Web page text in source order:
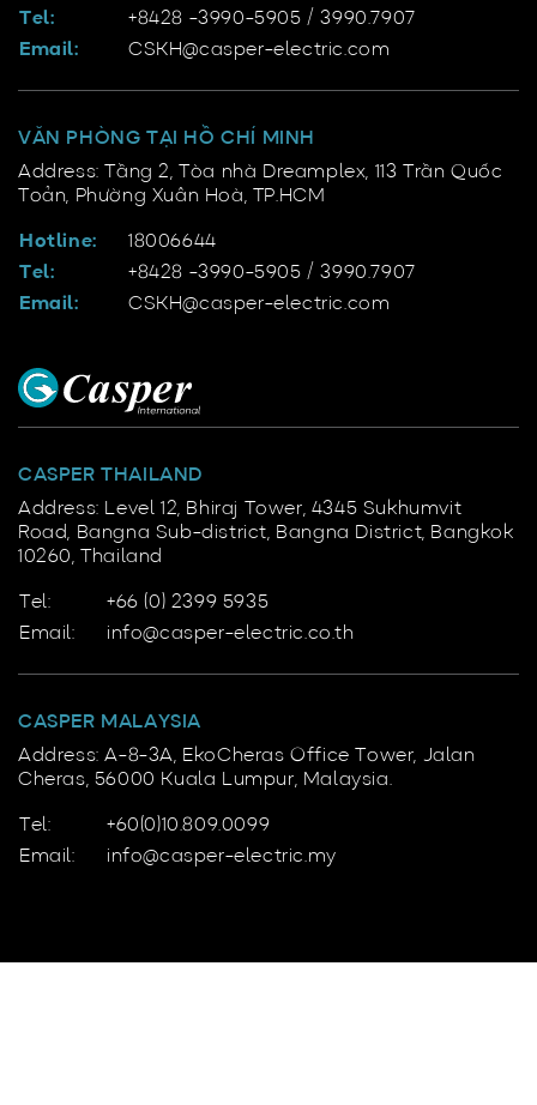
Tel:
+8428 -3990-5905 / 3990.7907
Email:
CSKH@casper-electric.com
VĂN PHÒNG TẠI HỒ CHÍ MINH
Address: Tầng 2, Tòa nhà Dreamplex, 113 Trần Quốc
Toản, Phường Xuân Hoà, TP.HCM
Hotline:
18006644
Tel:
+8428 -3990-5905 / 3990.7907
Email:
CSKH@casper-electric.com
CASPER THAILAND
Address: Level 12, Bhiraj Tower, 4345 Sukhumvit
Road, Bangna Sub-district, Bangna District, Bangkok
10260, Thailand
Tel:
+66 (0) 2399 5935
Email:
info@casper-electric.co.th
CASPER MALAYSIA
Address: A-8-3A, EkoCheras Office Tower, Jalan
Cheras, 56000 Kuala Lumpur, Malaysia.
Tel:
+60(0)10.809.0099
Email:
info@casper-electric.my